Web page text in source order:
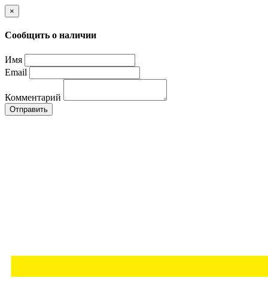
×
Сообщить о наличии
Имя
Email
Комментарий
Отправить